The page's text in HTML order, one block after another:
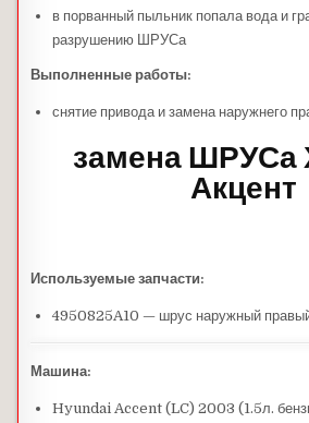
в порванный пыльник попала вода и
разрушению ШРУСа
Выполненные работы:
снятие привода и замена наружнего
замена ШРУСа
Акцент
Используемые запчасти:
4950825A10 — шрус наружный
Машина:
Hyundai Accent (LC) 2003 (1.5л.